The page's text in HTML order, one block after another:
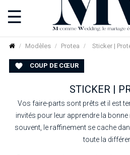
Basculer
la
navigation
☰
Modèles Protea Sticker |
 COUP DE CŒUR
STICKER |
Vos faire-parts sont prêts et il est
invités pour leur apprendre la
souvent, le raffinement se cache
toute la